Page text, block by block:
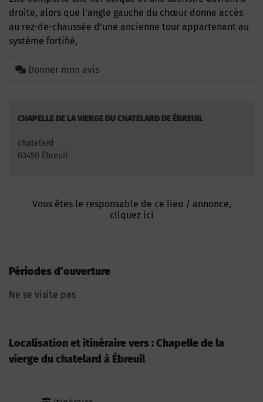
droite, alors que l’angle gauche du chœur donne accès
au rez-de-chaussée d’une ancienne tour appartenant au
système fortifié,
Donner mon avis
CHAPELLE DE LA VIERGE DU CHATELARD DE ÉBREUIL
chatelard
03450 Ébreuil
Vous êtes le responsable de ce lieu / annonce,
cliquez ici
Périodes d'ouverture
Ne se visite pas
Localisation et itinéraire vers : Chapelle de la
vierge du chatelard à Ébreuil